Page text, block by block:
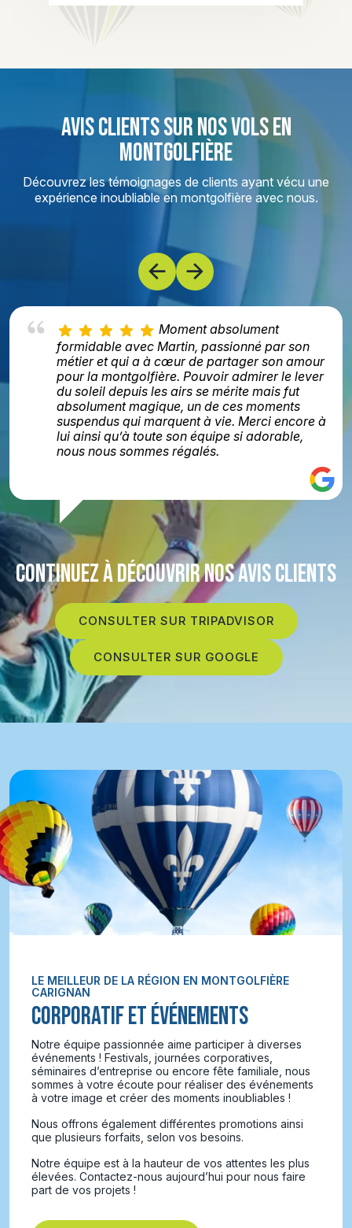
AVIS CLIENTS SUR NOS VOLS EN
MONTGOLFIÈRE
Découvrez les témoignages de clients ayant vécu une
expérience inoubliable en montgolfière avec nous.
Moment absolument
formidable avec Martin, passionné par son
métier et qui a à cœur de partager son amour
pour la montgolfière. Pouvoir admirer le lever
du soleil depuis les airs se mérite mais fut
absolument magique, un de ces moments
suspendus qui marquent à vie. Merci encore à
lui ainsi qu’à toute son équipe si adorable,
nous nous sommes régalés.
CONTINUEZ À DÉCOUVRIR NOS AVIS CLIENTS
CONSULTER SUR TRIPADVISOR
CONSULTER SUR GOOGLE
LE MEILLEUR DE LA RÉGION EN MONTGOLFIÈRE
CARIGNAN
CORPORATIF ET ÉVÉNEMENTS
Notre équipe passionnée aime participer à diverses
événements ! Festivals, journées corporatives,
séminaires d’entreprise ou encore fête familiale, nous
sommes à votre écoute pour réaliser des événements
à votre image et créer des moments inoubliables !
Nous offrons également différentes promotions ainsi
que plusieurs forfaits, selon vos besoins.
Notre équipe est à la hauteur de vos attentes les plus
élevées. Contactez-nous aujourd’hui pour nous faire
part de vos projets !